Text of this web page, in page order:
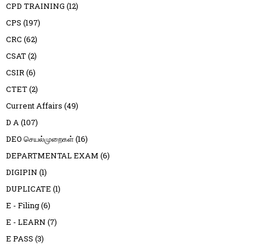
CPD TRAINING (12)
CPS (197)
CRC (62)
CSAT(2)
CSIR(6)
CTET(2)
Current Affairs (49)
D A(107)
DEO செயல்முறைகள்(16)
DEPARTMENTAL EXAM (6)
DIGIPIN (1)
DUPLICATE (1)
E - Filing(6)
E - LEARN (7)
E PASS (3)